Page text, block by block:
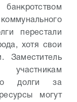
перестали
хотя свои
Заместитель
долги за
могут